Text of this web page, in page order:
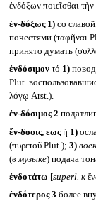
ἐνδόξων ποιεῖσθαι
ἐν-δόξως 1)со
почестями (ταφῆναι
принято думать
ἐνδόσιμον τό 1)
Plut.
λόγῳ Arst.).
ἐν-δόσιμος 2
ἔν-δοσις, εωςἡ 1)
(πυρετοῦ Plut.); 3) воен.
(в музыке) подача
ἐνδοτάτω [superl. к
ἐνδότερος 3 более